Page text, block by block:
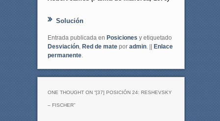
Solución
Entrada publicada en Posiciones y etiquetado
Desviación, Red de matepor admin. || Enlace
permanente.
ONE THOUGHT ON “[37] POSICIÓN 24: RESHEVSKY
– FISCHER”